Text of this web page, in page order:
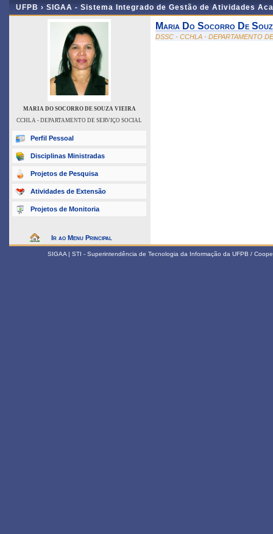
UFPB › SIGAA - Sistema Integrado de Gestão de Atividades
MARIA DO SOCORRO DE SOUZA VIEIRA
CCHLA - DEPARTAMENTO DE SERVIÇO SOCIAL
Perfil Pessoal
Disciplinas Ministradas
Projetos de Pesquisa
Atividades de Extensão
Projetos de Monitoria
Ir ao Menu Principal
Maria Do Socorro De
DSSC - CCHLA - DEPARTAMENTO
SIGAA | STI - Superintendência de Tecnologia da Informação da UFPB /